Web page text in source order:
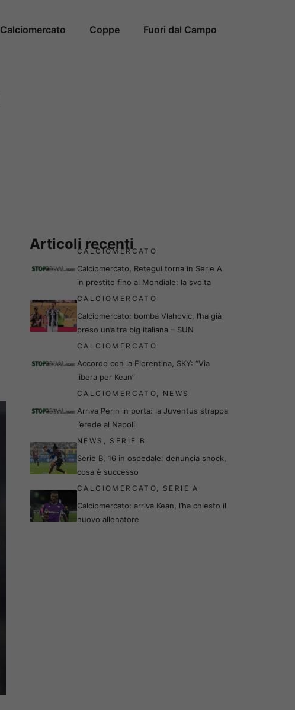
Calciomercato Coppe Fuori dal Campo
Articoli recenti
CALCIOMERCATO
Calciomercato, Retegui torna in Serie A
in prestito fino al Mondiale: la svolta
CALCIOMERCATO
Calciomercato: bomba Vlahovic, l’ha già
preso un’altra big italiana – SUN
CALCIOMERCATO
Accordo con la Fiorentina, SKY: “Via
libera per Kean”
CALCIOMERCATO, NEWS
Arriva Perin in porta: la Juventus strappa
l’erede al Napoli
NEWS , SERIE B
Serie B, 16 in ospedale: denuncia shock,
cosa è successo
CALCIOMERCATO, SERIE A
Calciomercato: arriva Kean, l’ha chiesto il
nuovo allenatore